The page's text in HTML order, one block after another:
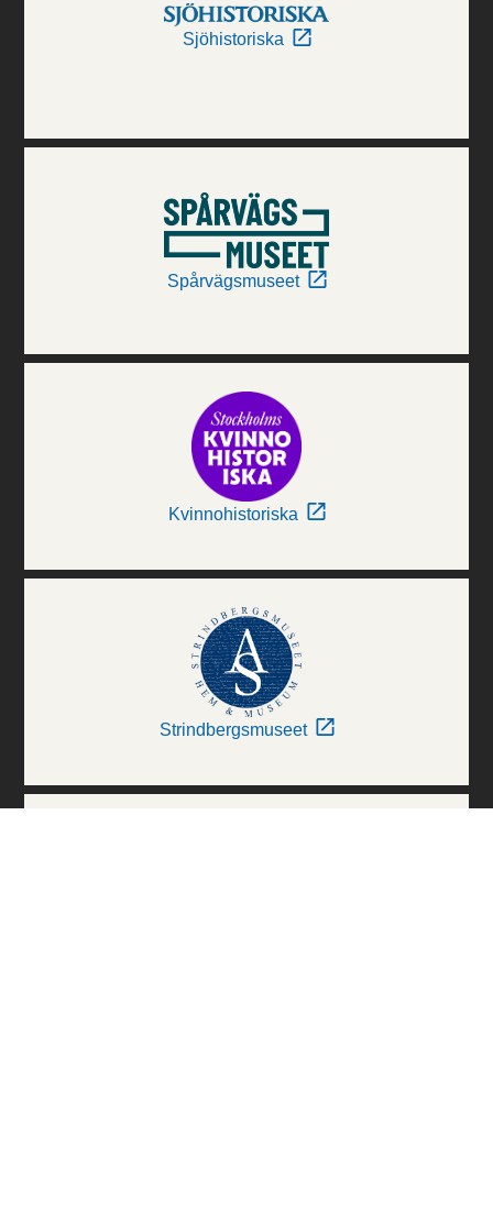
Sjöhistoriska
Spårvägsmuseet
Kvinnohistoriska
Strindbergsmuseet